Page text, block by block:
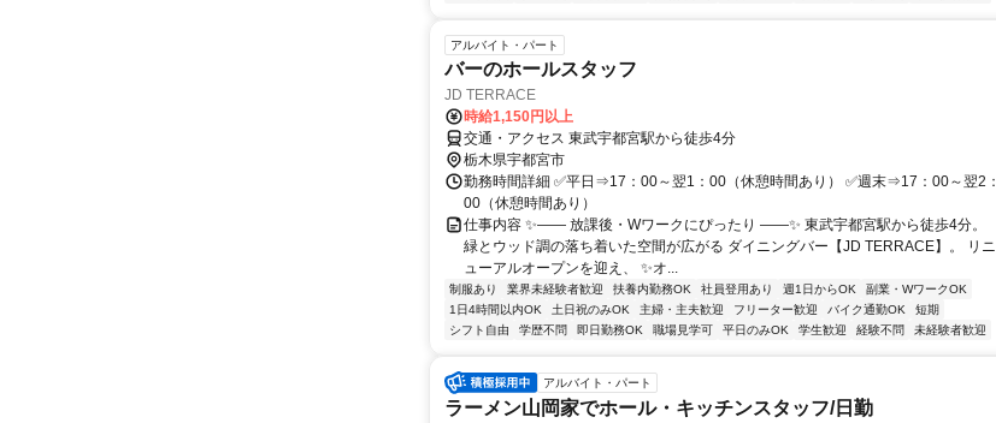
アルバイト・パート
バーのホールスタッフ
JD TERRACE
時給1,150円以上
交通・アクセス 東武宇都宮駅から徒歩4分
栃木県宇都宮市
勤務時間詳細 ✅平日⇒17：00～翌1：00（休憩時間あり） ✅週末⇒17：00～翌2：
00（休憩時間あり）
仕事内容 ✨―― 放課後・Wワークにぴったり ――✨ 東武宇都宮駅から徒歩4分。
緑とウッド調の落ち着いた空間が広がる ダイニングバー【JD TERRACE】。 リニ
ューアルオープンを迎え、 ✨オ...
制服あり 業界未経験者歓迎 扶養内勤務OK 社員登用あり 週1日からOK
副業・WワークOK
1日4時間以内OK
土日祝のみOK 主婦・主夫歓迎 フリーター歓迎 バイク通勤OK
短期
シフト自由
学歴不問 即日勤務OK 職場見学可 平日のみOK 学生歓迎 経験不問 未経験者歓迎
アルバイト・パート
ラーメン山岡家でホール・キッチンスタッフ/日勤